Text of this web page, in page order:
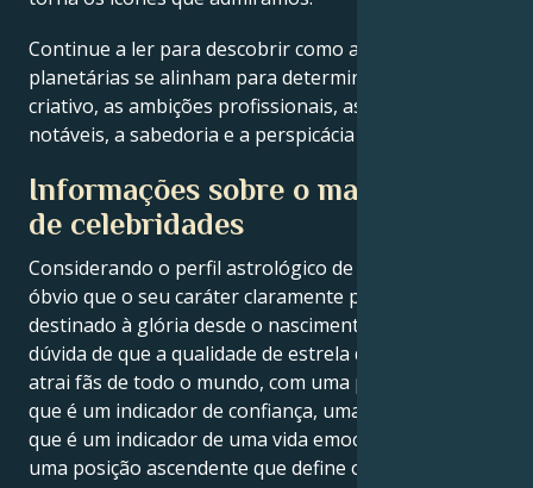
Continue a ler para descobrir como as forças
planetárias se alinham para determinar o génio
criativo, as ambições profissionais, as conquistas
notáveis, a sabedoria e a perspicácia de Alexa Demie.
Informações sobre o mapa astral
de celebridades
Considerando o perfil astrológico de Alexa Demie, é
óbvio que o seu caráter claramente potente parecia
destinado à glória desde o nascimento. Não há
dúvida de que a qualidade de estrela de Alexa Demie
atrai fãs de todo o mundo, com uma posição do sol
que é um indicador de confiança, uma posição da lua
que é um indicador de uma vida emocional plena e
uma posição ascendente que define o seu carisma